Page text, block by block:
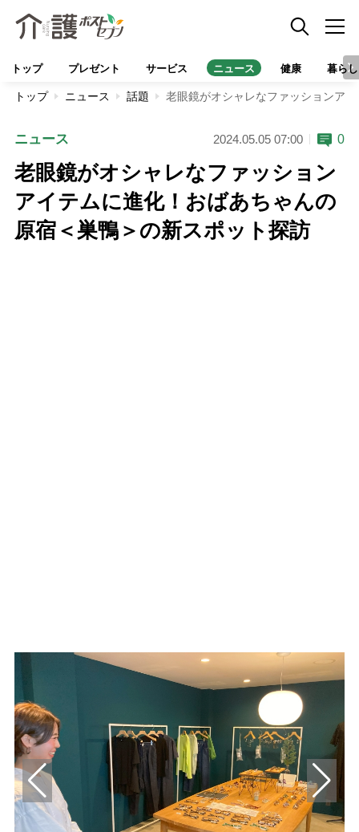
トップ プレゼント サービス ニュース 健康 暮らし
トップ ニュース 話題 老眼鏡がオシャレなファッションア
ニュース 2024.05.05 07:00 0
老眼鏡がオシャレなファッション
アイテムに進化！おばあちゃんの
原宿＜巣鴨＞の新スポット探訪